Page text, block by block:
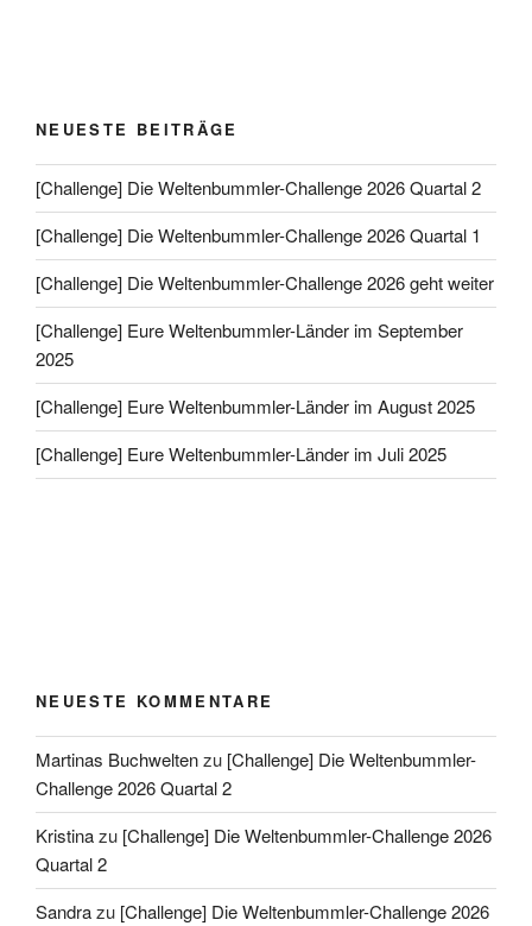
NEUESTE BEITRÄGE
[Challenge] Die Weltenbummler-Challenge 2026 Quartal 2
[Challenge] Die Weltenbummler-Challenge 2026 Quartal 1
[Challenge] Die Weltenbummler-Challenge 2026 geht weiter
[Challenge] Eure Weltenbummler-Länder im September
2025
[Challenge] Eure Weltenbummler-Länder im August 2025
[Challenge] Eure Weltenbummler-Länder im Juli 2025
NEUESTE KOMMENTARE
Martinas Buchweltenzu [Challenge] Die Weltenbummler-
Challenge 2026 Quartal 2
Kristinazu [Challenge] Die Weltenbummler-Challenge 2026
Quartal 2
Sandrazu [Challenge] Die Weltenbummler-Challenge 2026